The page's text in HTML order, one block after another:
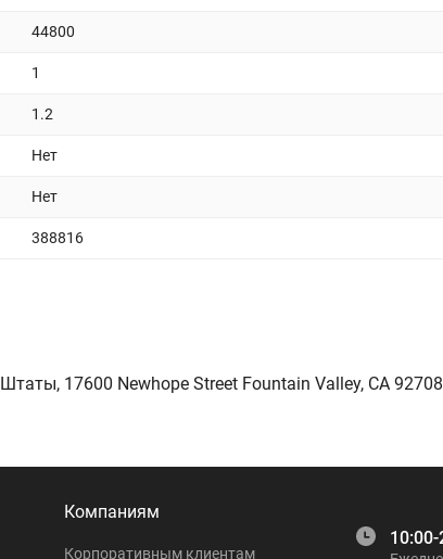
44800
1
1.2
Нет
Нет
388816
17600 Newhope Street Fountain Valley, CA 92708
Компаниям
Корпоративным клиентам